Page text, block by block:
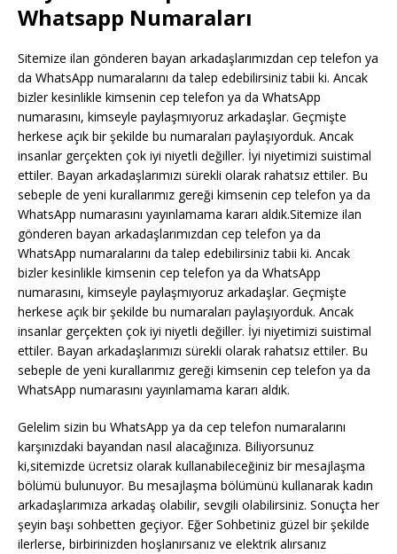
Whatsapp Numaraları
Sitemize ilan gönderen bayan arkadaşlarımızdan cep telefon ya
da WhatsApp numaralarını da talep edebilirsiniz tabii ki. Ancak
bizler kesinlikle kimsenin cep telefon ya da WhatsApp
numarasını, kimseyle paylaşmıyoruz arkadaşlar. Geçmişte
herkese açık bir şekilde bu numaraları paylaşıyorduk. Ancak
insanlar gerçekten çok iyi niyetli değiller. İyi niyetimizi suistimal
ettiler. Bayan arkadaşlarımızı sürekli olarak rahatsız ettiler. Bu
sebeple de yeni kurallarımız gereği kimsenin cep telefon ya da
WhatsApp numarasını yayınlamama kararı aldık.Sitemize ilan
gönderen bayan arkadaşlarımızdan cep telefon ya da
WhatsApp numaralarını da talep edebilirsiniz tabii ki. Ancak
bizler kesinlikle kimsenin cep telefon ya da WhatsApp
numarasını, kimseyle paylaşmıyoruz arkadaşlar. Geçmişte
herkese açık bir şekilde bu numaraları paylaşıyorduk. Ancak
insanlar gerçekten çok iyi niyetli değiller. İyi niyetimizi suistimal
ettiler. Bayan arkadaşlarımızı sürekli olarak rahatsız ettiler. Bu
sebeple de yeni kurallarımız gereği kimsenin cep telefon ya da
WhatsApp numarasını yayınlamama kararı aldık.
Gelelim sizin bu WhatsApp ya da cep telefon numaralarını
karşınızdaki bayandan nasıl alacağınıza. Biliyorsunuz
ki,sitemizde ücretsiz olarak kullanabileceğiniz bir mesajlaşma
bölümü bulunuyor. Bu mesajlaşma bölümünü kullanarak kadın
arkadaşlarımıza arkadaş olabilir, sevgili olabilirsiniz. Sonuçta her
şeyin başı sohbetten geçiyor. Eğer Sohbetiniz güzel bir şekilde
ilerlerse, birbirinizden hoşlanırsanız ve elektrik alırsanız